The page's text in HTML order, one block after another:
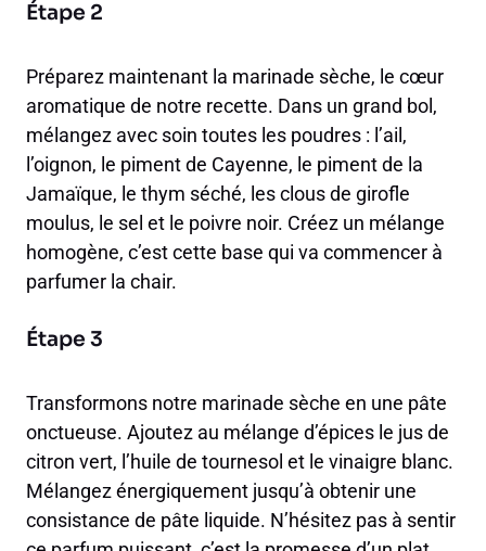
Étape 2
Préparez maintenant la marinade sèche, le cœur
aromatique de notre recette. Dans un grand bol,
mélangez avec soin toutes les poudres : l’ail,
l’oignon, le piment de Cayenne, le piment de la
Jamaïque, le thym séché, les clous de girofle
moulus, le sel et le poivre noir. Créez un mélange
homogène, c’est cette base qui va commencer à
parfumer la chair.
Étape 3
Transformons notre marinade sèche en une pâte
onctueuse. Ajoutez au mélange d’épices le jus de
citron vert, l’huile de tournesol et le vinaigre blanc.
Mélangez énergiquement jusqu’à obtenir une
consistance de pâte liquide. N’hésitez pas à sentir